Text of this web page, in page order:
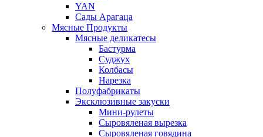
YAN
Сады Арагаца
Мясные Продукты
Мясные деликатесы
Бастурма
Суджух
Колбасы
Нарезка
Полуфабрикаты
Эксклюзивные закуски
Мини-рулеты
Сыровяленая вырезка
Сыровяленая говядина